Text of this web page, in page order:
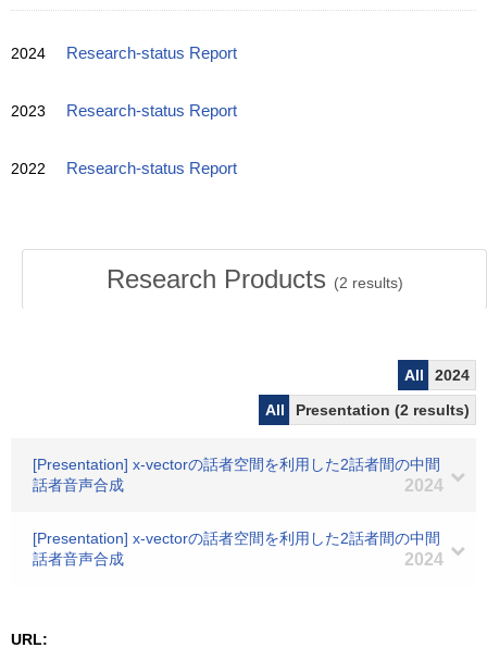
2024 Research-status Report
2023 Research-status Report
2022 Research-status Report
Research Products (2 results)
All
2024
All
Presentation (2 results)
[Presentation] x-vectorの話者空間を利用した2話者間の中間
話者音声合成
2024
[Presentation] x-vectorの話者空間を利用した2話者間の中間
話者音声合成
2024
URL: